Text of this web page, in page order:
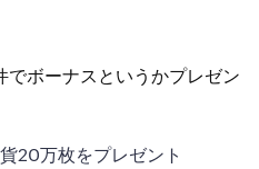
でボーナスというかプレゼン
20万枚をプレゼント